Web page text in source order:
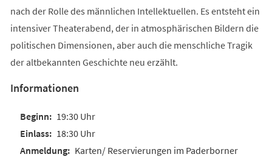
nach der Rolle des männlichen Intellektuellen. Es entsteht ein
intensiver Theaterabend, der in atmosphärischen Bildern die
politischen Dimensionen, aber auch die menschliche Tragik
der altbekannten Geschichte neu erzählt.
Informationen
19:30 Uhr
18:30 Uhr
Karten/ Reservierungen im Paderborner